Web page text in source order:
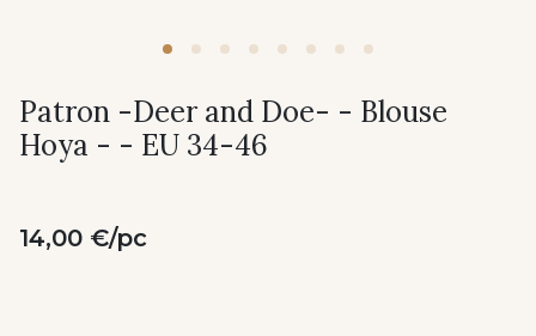
Patron -Deer and Doe- - Blouse
Hoya - - EU 34-46
14,00 €/pc